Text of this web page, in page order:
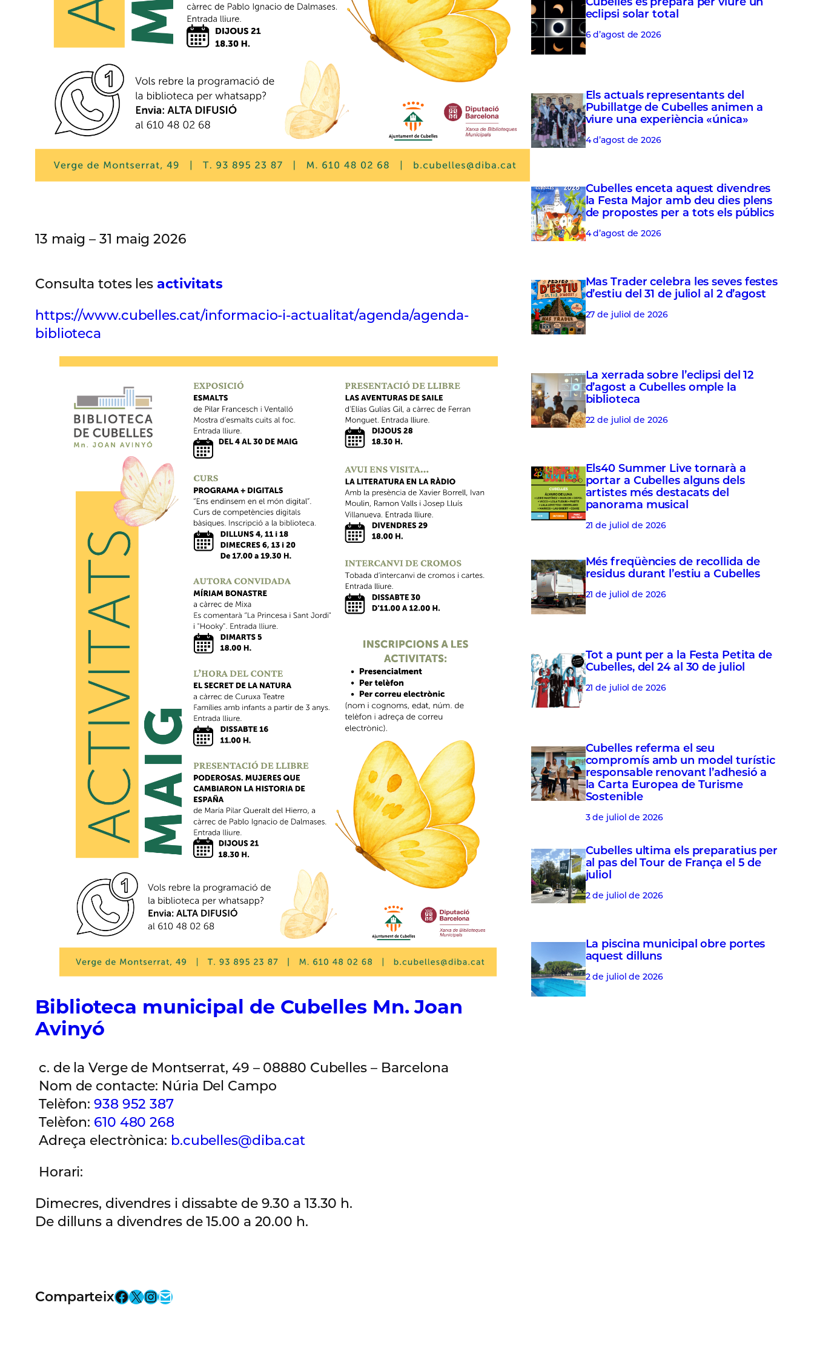
13 maig – 31 maig 2026
Consulta totes lesactivitats
https://www.cubelles.cat/informacio-i-actualitat/agenda/agenda-
biblioteca
Biblioteca municipal de Cubelles Mn. Joan
Avinyó
c. de la Verge de Montserrat, 49 – 08880 Cubelles – Barcelona
Nom de contacte: Núria Del Campo
Telèfon:938 952 387
Telèfon: 610 480 268
Adreça electrònica: b.cubelles@diba.cat
Horari:
Dimecres, divendres i dissabte de 9.30 a 13.30 h.
De dilluns a divendres de 15.00 a 20.00 h.
ComparteixFacebook X InstagramEmail
eclipsi solar total
6 d’agost de 2026
Els actuals representants del
Pubillatge de Cubelles animen a
viure una experiència «única»
4 d’agost de 2026
Cubelles enceta aquest divendres
la Festa Major amb deu dies plens
de propostes per a tots els públics
4 d’agost de 2026
Mas Trader celebra les seves festes
d’estiu del 31 de juliol al 2 d’agost
27 de juliol de 2026
La xerrada sobre l’eclipsi del 12
d’agost a Cubelles omple la
biblioteca
22 de juliol de 2026
Els40 Summer Live tornarà a
portar a Cubelles alguns dels
artistes més destacats del
panorama musical
21 de juliol de 2026
Més freqüències de recollida de
residus durant l’estiu a Cubelles
21 de juliol de 2026
Tot a punt per a la Festa Petita de
Cubelles, del 24 al 30 de juliol
21 de juliol de 2026
Cubelles referma el seu
compromís amb un model turístic
responsable renovant l’adhesió a
la Carta Europea de Turisme
Sostenible
3 de juliol de 2026
Cubelles ultima els preparatius per
al pas del Tour de França el 5 de
juliol
2 de juliol de 2026
La piscina municipal obre portes
aquest dilluns
2 de juliol de 2026